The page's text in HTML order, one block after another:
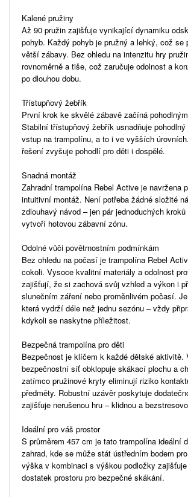
Kalené pružiny
Až 90 pružin zajišťuje vynikající dynamiku
pohyb. Každý pohyb je pružný a lehký, což se
větší zábavy. Bez ohledu na intenzitu hry
rovnoměrně a tiše, což zaručuje odolnost a
po dlouhou dobu.
Třístupňový žebřík
První krok ke skvělé zábavě začíná
Stabilní třístupňový žebřík usnadňuje pohodlný
vstup na trampolínu, a to i ve vyšších
řešení zvyšuje pohodlí pro děti i dospělé.
Snadná montáž
Zahradní trampolína Rebel Active je navržena
intuitivní montáž. Není potřeba žádné složité
zdlouhavý návod – jen pár jednoduchých
vytvoří hotovou zábavní zónu.
Odolné vůči povětrnostním podmínkám
Bez ohledu na počasí je trampolína Rebel
cokoli. Vysoce kvalitní materiály a odolnost
zajišťují, že si zachová svůj vzhled a výkon i
slunečním záření nebo proměnlivém počasí.
která vydrží déle než jednu sezónu – vždy
kdykoli se naskytne příležitost.
Bezpečná trampolína pro děti
Bezpečnost je klíčem k každé dětské aktivitě.
bezpečnostní síť obklopuje skákací plochu a
zatímco pružinové kryty eliminují riziko
předměty. Robustní uzávěr poskytuje
zajišťuje nerušenou hru – klidnou a
Ideální pro váš prostor
S průměrem 457 cm je tato trampolína ideální
zahrad, kde se může stát ústředním bodem
výška v kombinaci s výškou podložky
dostatek prostoru pro bezpečné skákání.